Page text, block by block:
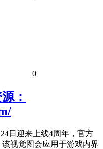
0
：
24日迎来上线4周年，官方
视觉图会应用于游戏内界